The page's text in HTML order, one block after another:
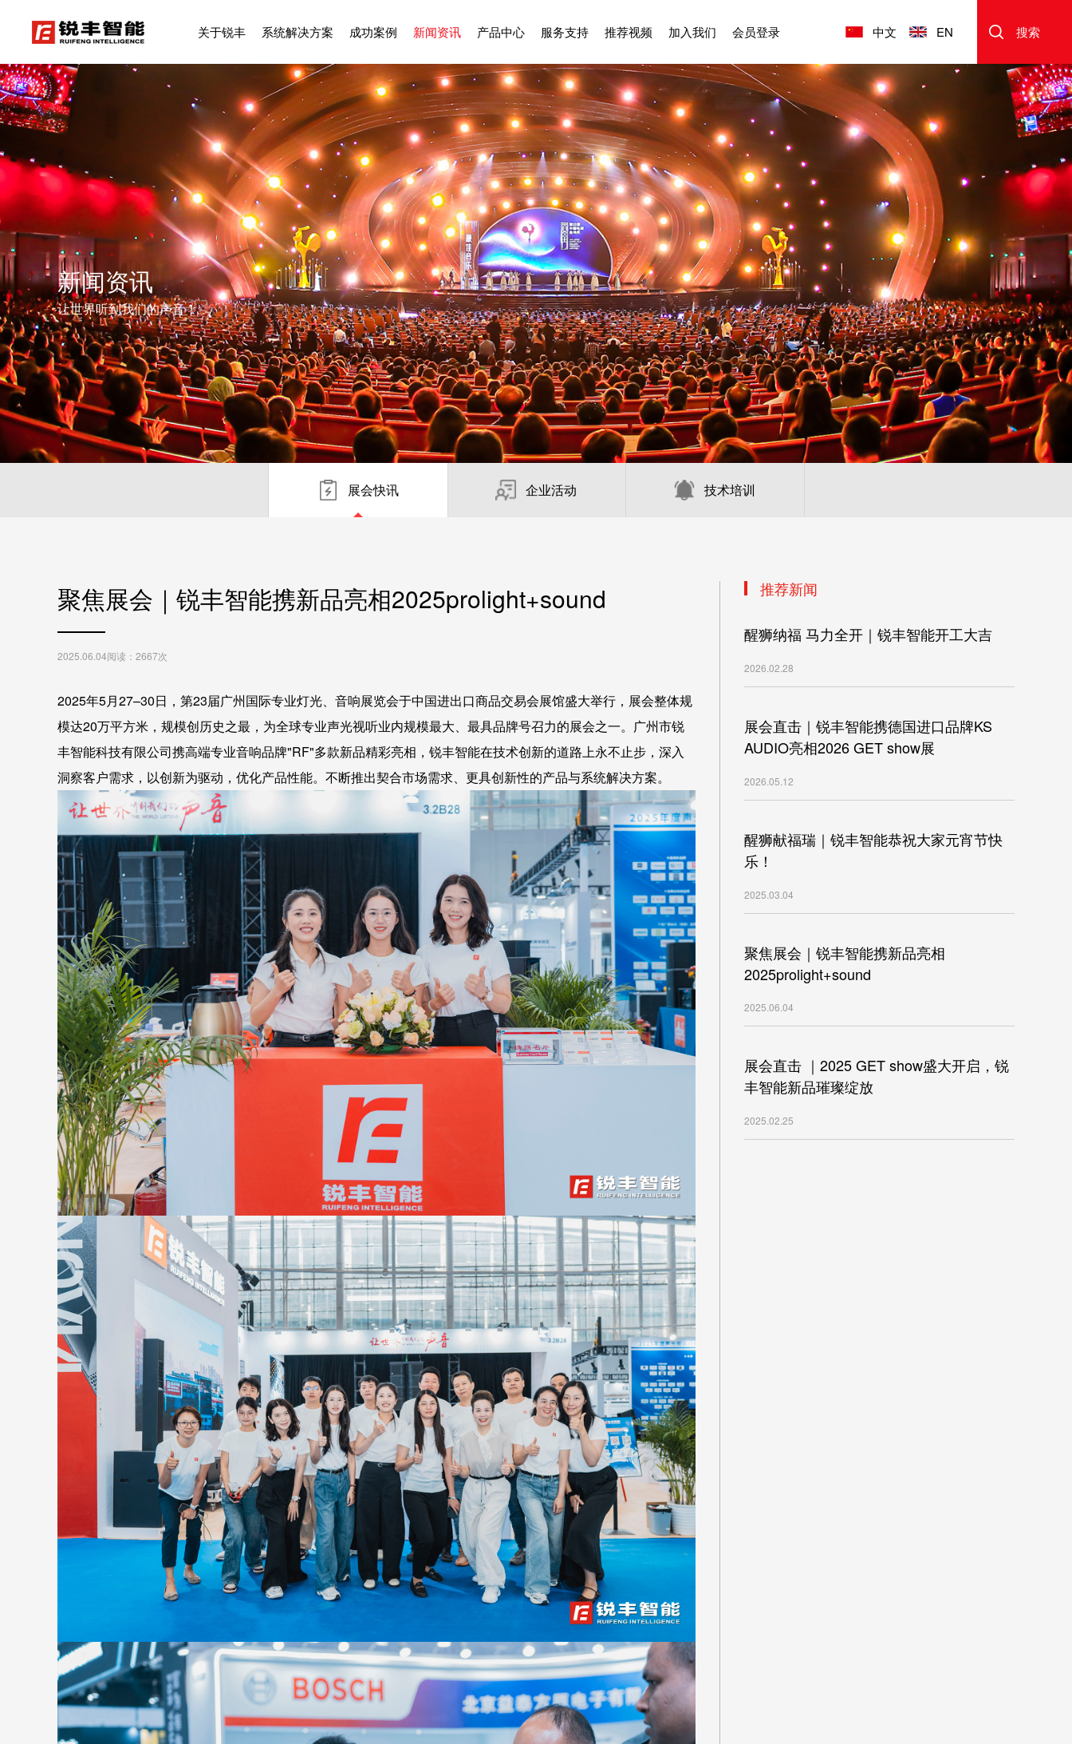
关于锐丰 系统解决方案 成功案例 新闻资讯 产品中心 服务支持 推荐视频 加入我们 会员登录 中文 EN 搜索
新闻资讯
让世界听到我们的声音！
展会快讯 企业活动 技术培训
聚焦展会｜锐丰智能携新品亮相2025prolight+sound
2025.06.04阅读：2667次
2025年5月27–30日，第23届广州国际专业灯光、音响展览会于中国进出口商品交易会展馆盛大举行，展会整体规
模达20万平方米，规模创历史之最，为全球专业声光视听业内规模最大、最具品牌号召力的展会之一。广州市锐
丰智能科技有限公司携高端专业音响品牌"RF"多款新品精彩亮相，锐丰智能在技术创新的道路上永不止步，深入
洞察客户需求，以创新为驱动，优化产品性能。不断推出契合市场需求、更具创新性的产品与系统解决方案。
推荐新闻
醒狮纳福 马力全开｜锐丰智能开工大吉
2026.02.28
展会直击｜锐丰智能携德国进口品牌KS
AUDIO亮相2026 GET show展
2026.05.12
醒狮献福瑞｜锐丰智能恭祝大家元宵节快
乐！
2025.03.04
聚焦展会｜锐丰智能携新品亮相
2025prolight+sound
2025.06.04
展会直击 ｜2025 GET show盛大开启，锐
丰智能新品璀璨绽放
2025.02.25